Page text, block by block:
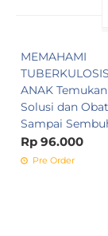
MEMAHAMI
TUBERKULOSIS
ANAK Temukan
Solusi dan
Sampai
Rp 96.000
Pre Order